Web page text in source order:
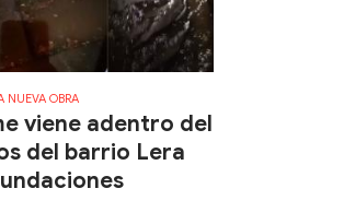
NUEVA OBRA
viene adentro del
del barrio Lera